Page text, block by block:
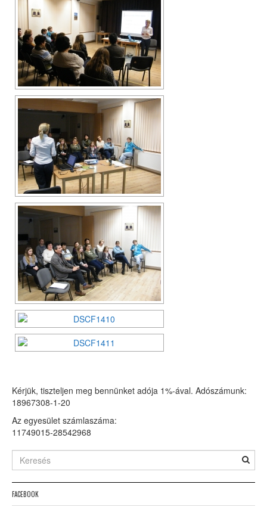
Kérjük, tiszteljen meg bennünket adója 1%-ával. Adószámunk:
18967308-1-20
Az egyesület számlaszáma:
11749015-28542968
FACEBOOK